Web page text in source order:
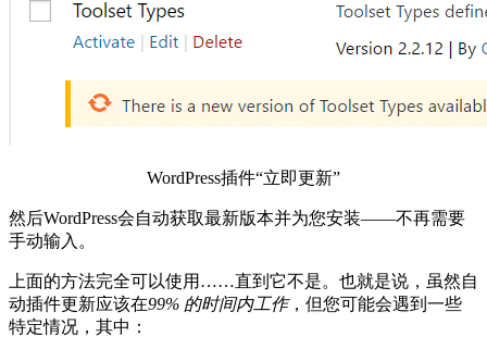
WordPress插件“立即更新”
然后WordPress会自动获取最新版本并为您安装——不再需要
手动输入。
上面的方法完全可以使用……直到它不是。也就是说，虽然自
动插件更新应该在99% 的时间内工作，但您可能会遇到一些
特定情况，其中：